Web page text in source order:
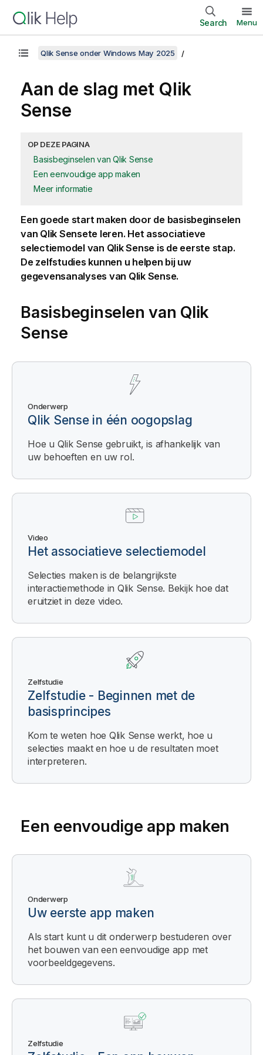
Search Menu
Qlik Sense onder Windows May 2025
Aan de slag met Qlik
Sense
OP DEZE PAGINA
Basisbeginselen van Qlik Sense
Een eenvoudige app maken
Meer informatie
Een goede start maken door de basisbeginselen
van Qlik Sensete leren. Het associatieve
selectiemodel van Qlik Sense is de eerste stap.
De zelfstudies kunnen u helpen bij uw
gegevensanalyses van Qlik Sense.
Basisbeginselen van Qlik
Sense
Onderwerp
Qlik Sense in één oogopslag
Hoe u Qlik Sense gebruikt, is afhankelijk van
uw behoeften en uw rol.
Video
Het associatieve selectiemodel
Selecties maken is de belangrijkste
interactiemethode in Qlik Sense. Bekijk hoe dat
eruitziet in deze video.
Zelfstudie
Zelfstudie - Beginnen met de
basisprincipes
Kom te weten hoe Qlik Sense werkt, hoe u
selecties maakt en hoe u de resultaten moet
interpreteren.
Een eenvoudige app maken
Onderwerp
Uw eerste app maken
Als start kunt u dit onderwerp bestuderen over
het bouwen van een eenvoudige app met
voorbeeldgegevens.
Zelfstudie